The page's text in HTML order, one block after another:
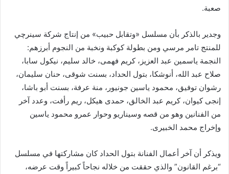
صعبة.
وجدير بالذكر بأن مسلسل «وتقابل حبيب» من إنتاج شركة سينرچي
للمنتج تامر مرسي ومن بطولة كوكبة ونخبة من النجوم أبرزهم:
النجمة ياسمين عبد العزيز، كريم فهمى، خالد سليم، نيكول سابا،
صلاح عبد الله، أنوشكا، بتول الحداد، بسنت شوقى، حنان سليمان،
رشوان توفيق، محمود ياسين جونيور، منة عرفة، بسنت أبو باشا،
إنجى كيوان، كريم عبد الخالق، حمدى هيكل، ريم رأفت، وعدد آخر
من الفنانين وهو من قصه وسيناريو وحوار عمرو محمود ياسين
وإخراج محمد الخبيرى.
ويذكر أن آخر أعمال الفنانة بتول الحداد كان مشاركتها في مسلسل
“برغم القانون” والذي حققت من خلاله نجاحاً كبيراً وقت عرضه،